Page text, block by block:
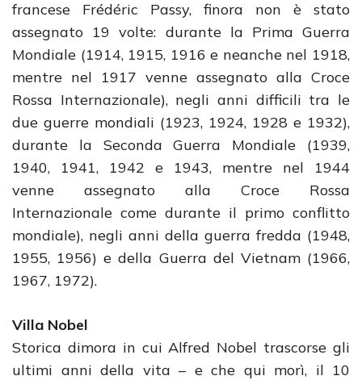
francese Frédéric Passy, finora non è stato
assegnato 19 volte: durante la Prima Guerra
Mondiale (1914, 1915, 1916 e neanche nel 1918,
mentre nel 1917 venne assegnato alla Croce
Rossa Internazionale), negli anni difficili tra le
due guerre mondiali (1923, 1924, 1928 e 1932),
durante la Seconda Guerra Mondiale (1939,
1940, 1941, 1942 e 1943, mentre nel 1944
venne assegnato alla Croce Rossa
Internazionale come durante il primo conflitto
mondiale), negli anni della guerra fredda (1948,
1955, 1956) e della Guerra del Vietnam (1966,
1967, 1972).
Villa Nobel
Storica dimora in cui Alfred Nobel trascorse gli
ultimi anni della vita – e che qui morì, il 10